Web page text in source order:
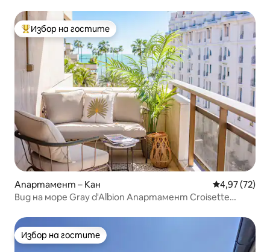
Най-популярен избор на гостите
Избор на гостите
Апартамент – Кан Средна
4,97 (72)
Вид на море Gray d'Albion Апартамент Croisette
Избор на гостите
Избор на гостите